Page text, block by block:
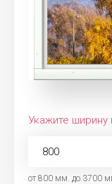
Укажите ширину
от 800 мм. до 3700